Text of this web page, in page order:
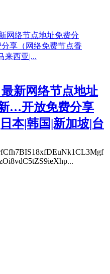
最新网络节点地址
…开放免费分享
本|韩国|新加坡|台